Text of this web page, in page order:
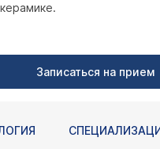
Записаться на прием